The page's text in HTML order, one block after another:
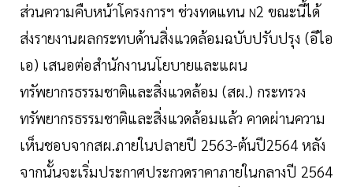
ส่วนความคืบหน้าโครงการฯ ช่วงทดแทน N2 ขณะนี้ได้
ส่งรายงานผลกระทบด้านสิ่งแวดล้อมฉบับปรับปรุง (อีไอ
เอ) เสนอต่อสำนักงานนโยบายและแผน
ทรัพยากรธรรมชาติและสิ่งแวดล้อม (สผ.) กระทรวง
ทรัพยากรธรรมชาติและสิ่งแวดล้อมแล้ว คาดผ่านความ
เห็นชอบจากสผ.ภายในปลายปี 2563-ต้นปี2564 หลัง
จากนั้นจะเริ่มประกาศประกวดราคาภายในกลางปี 2564